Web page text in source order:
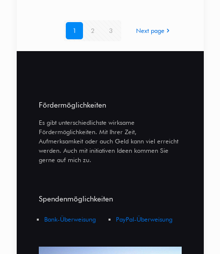
1 2 3 Next page
Fördermöglichkeiten
Es gibt unterschiedlichste wirksame
Fördermöglichkeiten. Mit Ihrer Zeit,
Aufmerksamkeit oder auch Geld kann viel erreicht
werden. Auch mit initiativen Ideen kommen Sie
gerne auf mich zu.
Spendenmöglichkeiten
Bank-Überweisung PayPal-Überweisung